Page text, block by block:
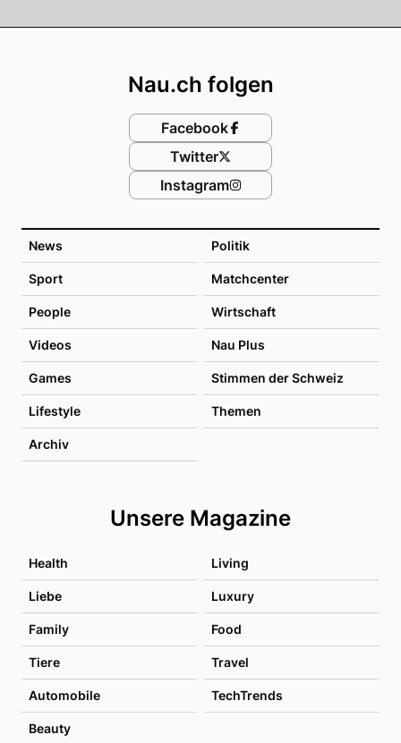
News Politik
Sport Matchcenter
People Wirtschaft
Videos Nau Plus
Games Stimmen der Schweiz
Lifestyle Themen
Archiv
Unsere Magazine
Health Living
Liebe Luxury
Family Food
Tiere Travel
Automobile TechTrends
Beauty
Nau.ch folgen
Facebook
Twitter
Instagram